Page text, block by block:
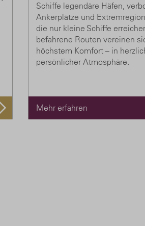
Schiffe legendäre Häfen,
Ankerplätze und
die nur kleine Schiffe
befahrene Routen vereinen
höchstem Komfort – in
persönlicher Atmosphäre.
Mehr erfahren